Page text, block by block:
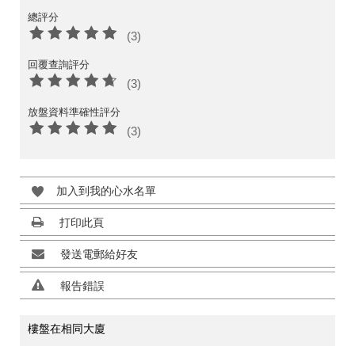
總評分
(3)
回覆查詢評分
(3)
放盤資料準確性評分
(3)
加入到我的心水名單
打印此頁
發送電郵給好友
報告錯誤
樓盤在相同大廈